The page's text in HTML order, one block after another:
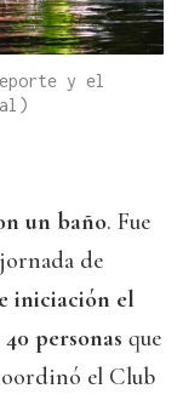
y el
un baño. Fue
de
iniciación el
personas que
el Club